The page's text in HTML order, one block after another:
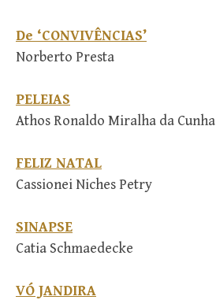
De ‘CONVIVÊNCIAS’
Norberto Presta
PELEIAS
Athos Ronaldo Miralha da Cunha
FELIZ NATAL
Cassionei Niches Petry
SINAPSE
Catia Schmaedecke
VÓ JANDIRA